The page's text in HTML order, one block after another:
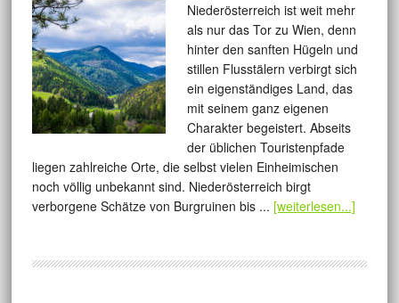
Niederösterreich ist weit mehr
als nur das Tor zu Wien, denn
hinter den sanften Hügeln und
stillen Flusstälern verbirgt sich
ein eigenständiges Land, das
mit seinem ganz eigenen
Charakter begeistert. Abseits
der üblichen Touristenpfade
liegen zahlreiche Orte, die selbst vielen Einheimischen
noch völlig unbekannt sind. Niederösterreich birgt
verborgene Schätze von Burgruinen bis ... [weiterlesen...]